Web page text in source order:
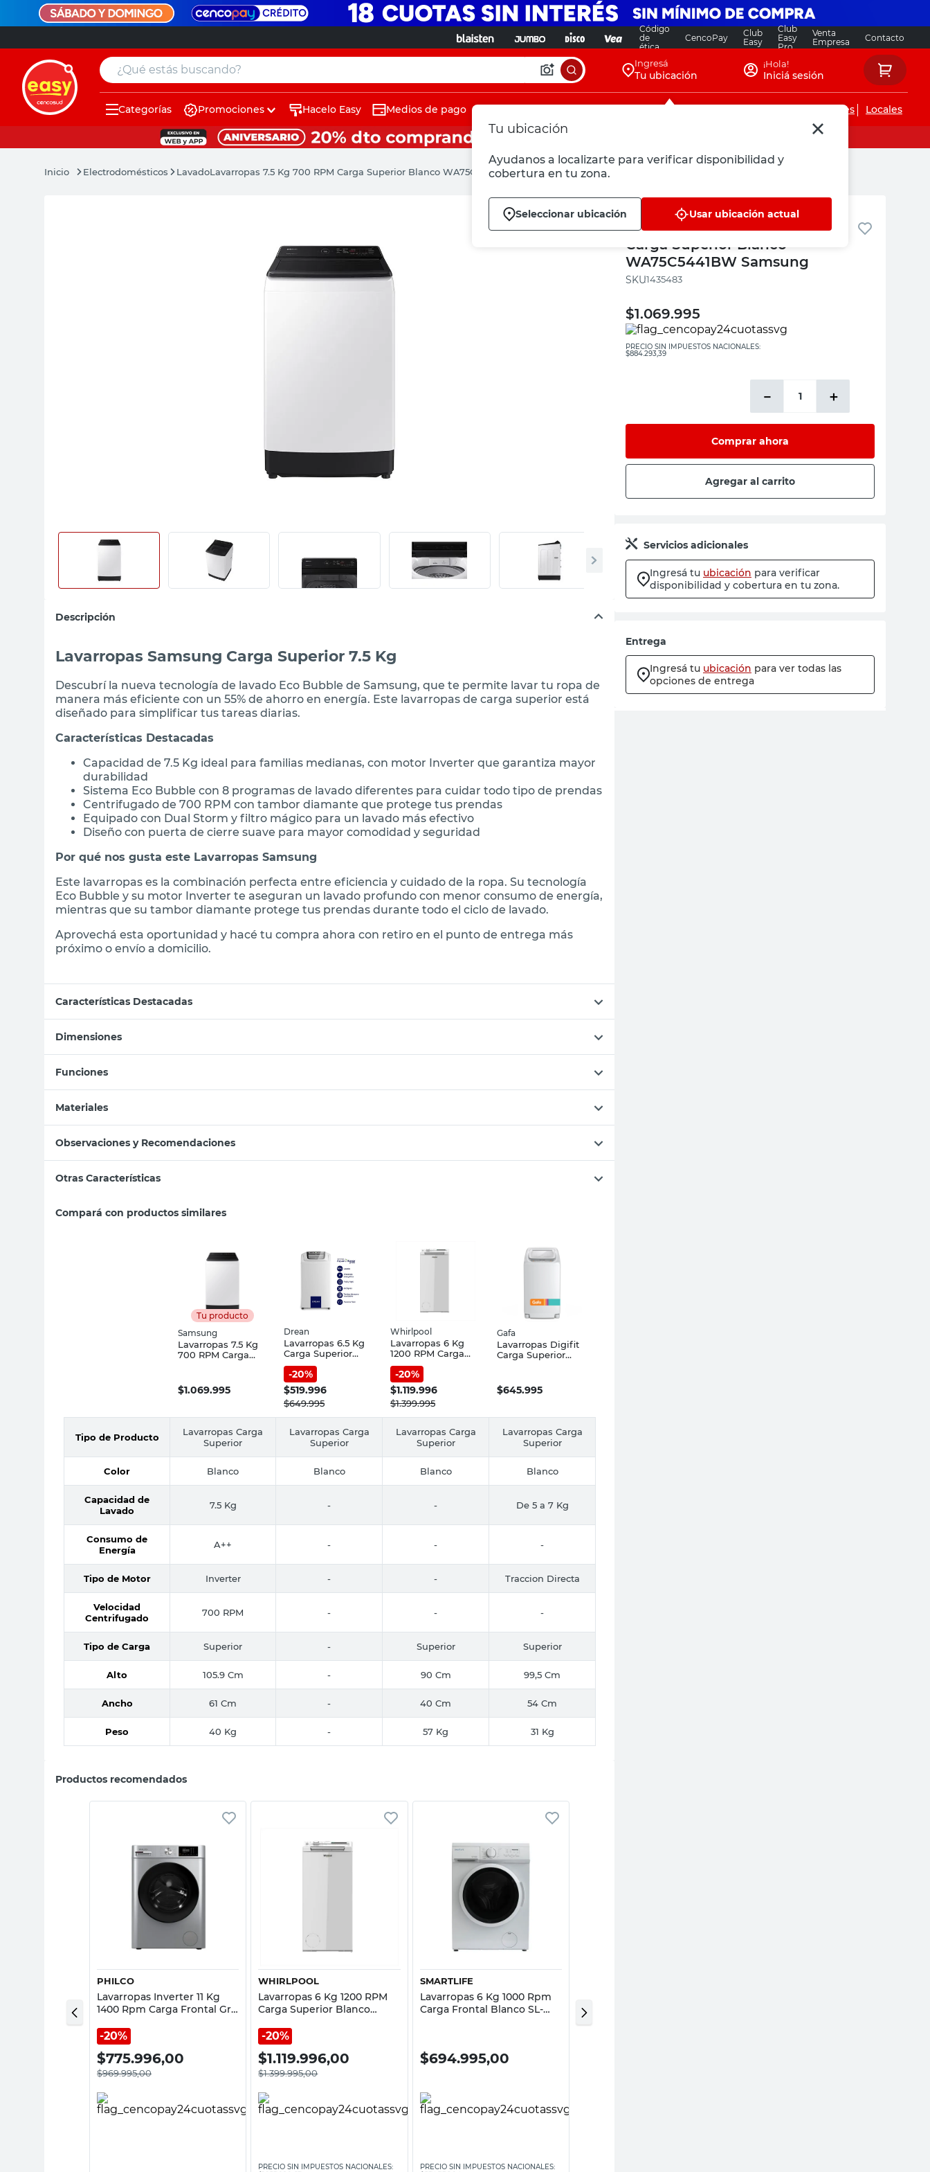
Código
de
ética
CencoPay
Club
Easy
Club
Easy
Pro
Venta
Empresa
Contacto
¿Qué estás buscando? Ingresá
Tu ubicación
Tu ubicación
Ayudanos a localizarte para verificar disponibilidad y
cobertura en tu zona.
Seleccionar ubicación Usar ubicación actual
¡Hola!
Iniciá sesión
Categorías Promociones Hacelo Easy Medios de pago Servicios de instalaciones Locales
Electrodomésticos LavadoLavarropas 7.5 Kg 700 RPM Carga Superior Blanco WA75C5441BW Samsung
Descripción
Lavarropas Samsung Carga Superior 7.5 Kg
Descubrí la nueva tecnología de lavado Eco Bubble de Samsung, que te permite lavar tu ropa de
manera más eficiente con un 55% de ahorro en energía. Este lavarropas de carga superior está
diseñado para simplificar tus tareas diarias.
Características Destacadas
Capacidad de 7.5 Kg ideal para familias medianas, con motor Inverter que garantiza mayor
durabilidad
Sistema Eco Bubble con 8 programas de lavado diferentes para cuidar todo tipo de prendas
Centrifugado de 700 RPM con tambor diamante que protege tus prendas
Equipado con Dual Storm y filtro mágico para un lavado más efectivo
Diseño con puerta de cierre suave para mayor comodidad y seguridad
Por qué nos gusta este Lavarropas Samsung
Este lavarropas es la combinación perfecta entre eficiencia y cuidado de la ropa. Su tecnología
Eco Bubble y su motor Inverter te aseguran un lavado profundo con menor consumo de energía,
mientras que su tambor diamante protege tus prendas durante todo el ciclo de lavado.
Aprovechá esta oportunidad y hacé tu compra ahora con retiro en el punto de entrega más
próximo o envío a domicilio.
Características Destacadas
Dimensiones
Funciones
Materiales
Observaciones y Recomendaciones
Otras Características
Compará con productos similares
Tu producto
Samsung
Lavarropas 7.5 Kg
700 RPM Carga
Samsung
$1.069.995
Drean
Lavarropas 6.5 Kg
Carga Superior
Blanco
LSDR0680TB0
Drean
-20%
$519.996
$649.995
Whirlpool
Lavarropas 6 Kg
1200 RPM Carga
Superior Blanco
WCS60ZB25Y
Whirlpool
-20%
$1.119.996
$1.399.995
Gafa
Lavarropas Digifit
Carga Superior
$645.995
Tipo de Producto
Lavarropas Carga
Superior
Lavarropas Carga
Superior
Lavarropas Carga
Superior
Lavarropas Carga
Superior
Color Blanco Blanco Blanco Blanco
Capacidad de
Lavado
7.5 Kg - - De 5 a 7 Kg
Consumo de
Energía
A++ - - -
Tipo de Motor Inverter - - Traccion Directa
Velocidad
Centrifugado
700 RPM - - -
Tipo de Carga Superior - Superior Superior
Alto 105.9 Cm - 90 Cm 99,5 Cm
Ancho 61 Cm - 40 Cm 54 Cm
Peso 40 Kg - 57 Kg 31 Kg
Productos recomendados
Vista rápida
PHILCO
Lavarropas Inverter 11 Kg
1400 Rpm Carga Frontal Gris
20%
$775.996,00
$969.995,00
WHIRLPOOL
Lavarropas 6 Kg 1200 RPM
Carga Superior Blanco
20%
$1.119.996,00
$1.399.995,00
PRECIO SIN IMPUESTOS NACIONALES:
Vista rápida
SMARTLIFE
Lavarropas 6 Kg 1000 Rpm
Carga Frontal Blanco SL-
$694.995,00
PRECIO SIN IMPUESTOS NACIONALES:
1200 Rpm Carga Frontal
Blanco Lcfdr1012Sb0 Drean
Samsung
Lavarropas 7.5 Kg 700 RPM
Carga Superior Blanco
WA75C5441BW Samsung
:1435483
$1.069.995
PRECIO SIN IMPUESTOS NACIONALES:
$884.293,39
＋
－
Comprar ahora
Agregar al carrito
Servicios adicionales
Ingresá tu ubicación para verificar
disponibilidad y cobertura en tu zona.
Entrega
Ingresá tu ubicación para ver todas las
opciones de entrega
muebles